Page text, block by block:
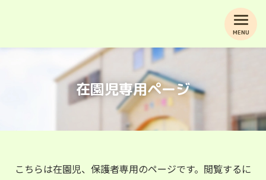
在園児専用ページ
MENU
こちらは在園児、保護者専用のページです。閲覧するに